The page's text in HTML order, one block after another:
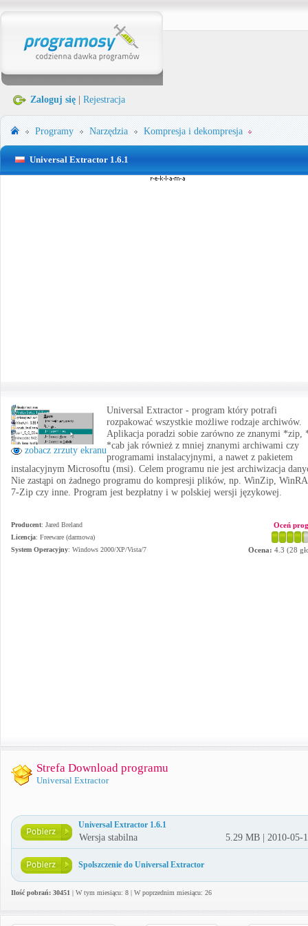
Zaloguj się Rejestracja
Programy Narzędzia Kompresja i dekompresja
Universal Extractor 1.6.1
zobacz zrzuty ekranu
Universal Extractor - program który potrafi
rozpakować wszystkie możliwe rodzaje archiwów.
Aplikacja poradzi sobie zarówno ze znanymi *zip,
*cab jak również z mniej znanymi archiwami czy
programami instalacyjnymi, a nawet z pakietem
instalacyjnym Microsoftu (msi). Celem programu nie jest archiwizacja
Nie zastąpi on żadnego programu do kompresji plików, np. WinZip,
7-Zip czy inne. Program jest bezpłatny i w polskiej wersji językowej.
Producent: Jared Breland
Licencja: Freeware (darmowa)
System Operacyjny: Windows 2000/XP/Vista/7
Oceń
Ocena: 4.3 (28
Strefa Download programu
Universal Extractor
Universal Extractor 1.6.1
Wersja stabilna 5.29 MB | 2010-05-
Spolszczenie do Universal Extractor
Ilość pobrań: 30451 | W tym miesiącu: 8 | W poprzednim miesiącu: 26